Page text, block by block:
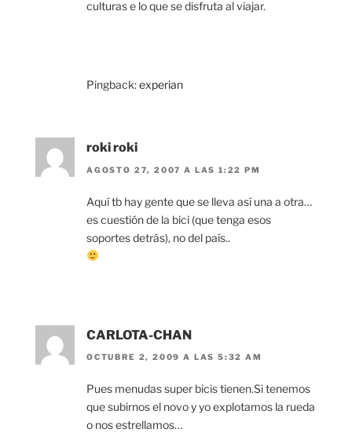
culturas e lo que se disfruta al viajar.
Pingback:experian
roki roki
AGOSTO 27, 2007 A LAS 1:22 PM
Aquí tb hay gente que se lleva así una a otra…
es cuestión de la bici (que tenga esos
soportes detrás), no del país..
CARLOTA-CHAN
OCTUBRE 2, 2009 A LAS 5:32 AM
Pues menudas super bicis tienen.Si tenemos
que subirnos el novo y yo explotamos la rueda
o nos estrellamos…